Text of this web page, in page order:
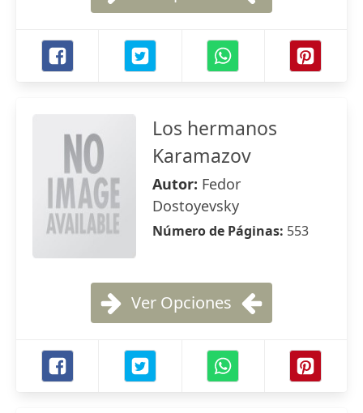
Los hermanos
Karamazov
Autor: Fedor
Dostoyevsky
Número de Páginas: 553
Ver Opciones